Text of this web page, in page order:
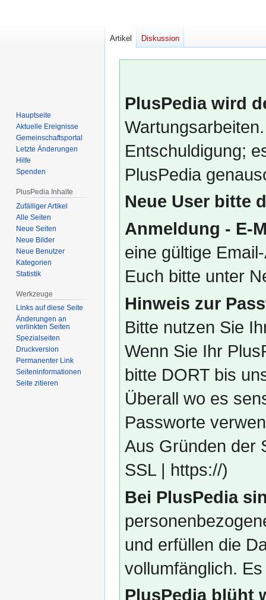
PlusPedia wird
Entschuldigung;
PlusPedia
Neue User bitte
Anmeldung - E-
eine gültige
Euch bitte unter
Hinweis zur
Bitte nutzen Sie
Wenn Sie Ihr
bitte DORT bis
Überall wo es
Passworte
Aus Gründen der
SSL | https://)
Bei PlusPedia
und erfüllen die
vollumfänglich.
PlusPedia blüht
Artikel Diskussion
Hauptseite
Aktuelle Ereignisse
Gemeinschafts­portal
Letzte Änderungen
Hilfe
Spenden
PlusPedia Inhalte
Zufälliger Artikel
Alle Seiten
Neue Seiten
Neue Bilder
Neue Benutzer
Kategorien
Statistik
Werkzeuge
Links auf diese Seite
Änderungen an
verlinkten Seiten
Spezialseiten
Druckversion
Permanenter Link
Seiten­­informationen
Seite zitieren